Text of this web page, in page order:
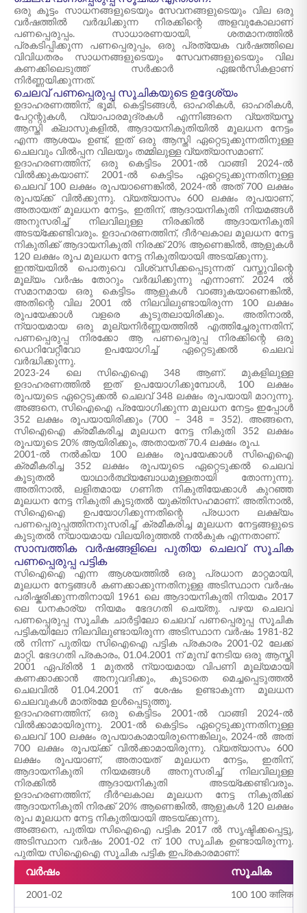
ഒരു കൂട്ടം സാധനങ്ങളുടെയും സേവനങ്ങളുടെയും വില ഒരു
വർഷത്തിൽ വർദ്ധിക്കുന്ന നിരക്കിന്റെ അളവുകോലാണ്
പണപ്പെരുപ്പം. സാധാരണയായി, ശതമാനത്തിൽ
പ്രകടിപ്പിക്കുന്ന പണപ്പെരുപ്പം, ഒരു പ്രത്യേക വർഷത്തിലെ
വിവിധതരം സാധനങ്ങളുടെയും സേവനങ്ങളുടെയും വില
കണക്കിലെടുത്ത് സർക്കാർ ഏജൻസികളാണ്
നിർണ്ണയിക്കുന്നത്.
ചെലവ് പണപ്പെരുപ്പ സൂചികയുടെ ഉദ്ദേശ്യം
ഉദാഹരണത്തിന്, ഭൂമി, കെട്ടിടങ്ങൾ, ഓഹരികൾ, ഓഹരികൾ,
പേറ്റന്റുകൾ, വ്യാപാരമുദ്രകൾ എന്നിങ്ങനെ വ്യത്യസ്ത
ആസ്തി ക്ലാസുകളിൽ, ആദായനികുതിയിൽ മൂലധന നേട്ടം
എന്ന ആശയം ഉണ്ട്, ഇത് ഒരു ആസ്തി ഏറ്റെടുക്കുന്നതിനുള്ള
ചെലവും വിൽപ്പന വിലയും തമ്മിലുള്ള വ്യത്യാസമാണ്.
ഉദാഹരണത്തിന്, ഒരു കെട്ടിടം 2001-ൽ വാങ്ങി 2024-ൽ
വിൽക്കുകയാണ്. 2001-ൽ കെട്ടിടം ഏറ്റെടുക്കുന്നതിനുള്ള
ചെലവ് 100 ലക്ഷം രൂപയാണെങ്കിൽ, 2024-ൽ അത് 700 ലക്ഷം
രൂപയ്ക്ക് വിൽക്കുന്നു. വ്യത്യാസം 600 ലക്ഷം രൂപയാണ്,
അതായത് മൂലധന നേട്ടം, ഇതിന്, ആദായനികുതി നിയമങ്ങൾ
അനുസരിച്ച് നിലവിലുള്ള നിരക്കിൽ ആദായനികുതി
അടയ്ക്കേണ്ടിവരും. ഉദാഹരണത്തിന്, ദീർഘകാല മൂലധന നേട്ട
നികുതിക്ക് ആദായനികുതി നിരക്ക് 20% ആണെങ്കിൽ, ആളുകൾ
120 ലക്ഷം രൂപ മൂലധന നേട്ട നികുതിയായി അടയ്ക്കുന്നു.
ഇന്ത്യയിൽ പൊതുവെ വിശ്വസിക്കപ്പെടുന്നത് വസ്തുവിന്റെ
മൂല്യം വർഷം തോറും വർദ്ധിക്കുന്നു എന്നാണ്. 2024 ൽ
സമാനമായ ഒരു കെട്ടിടം ആളുകൾ വാങ്ങുകയാണെങ്കിൽ,
അതിന്റെ വില 2001 ൽ നിലവിലുണ്ടായിരുന്ന 100 ലക്ഷം
രൂപയേക്കാൾ വളരെ കൂടുതലായിരിക്കും. അതിനാൽ,
ന്യായമായ ഒരു മൂല്യനിർണ്ണയത്തിൽ എത്തിച്ചേരുന്നതിന്,
പണപ്പെരുപ്പ നിരക്കോ ആ പണപ്പെരുപ്പ നിരക്കിന്റെ ഒരു
ഡെറിവേറ്റീവോ ഉപയോഗിച്ച് ഏറ്റെടുക്കൽ ചെലവ്
വർദ്ധിക്കുന്നു.
2023-24 ലെ സിഐഐ 348 ആണ്. മുകളിലുള്ള
ഉദാഹരണത്തിൽ ഇത് ഉപയോഗിക്കുമ്പോൾ, 100 ലക്ഷം
രൂപയുടെ ഏറ്റെടുക്കൽ ചെലവ് 348 ലക്ഷം രൂപയായി മാറുന്നു.
അങ്ങനെ, സിഐഐ പ്രയോഗിക്കുന്ന മൂലധന നേട്ടം ഇപ്പോൾ
352 ലക്ഷം രൂപയായിരിക്കും (700 – 348 = 352). അങ്ങനെ,
സിഐഐ ക്രമീകരിച്ച മൂലധന നേട്ട നികുതി 352 ലക്ഷം
രൂപയുടെ 20% ആയിരിക്കും, അതായത് 70.4 ലക്ഷം രൂപ.
2001-ൽ നൽകിയ 100 ലക്ഷം രൂപയേക്കാൾ സിഐഐ
ക്രമീകരിച്ച 352 ലക്ഷം രൂപയുടെ ഏറ്റെടുക്കൽ ചെലവ്
കൂടുതൽ യാഥാർത്ഥ്യബോധമുള്ളതായി തോന്നുന്നു.
അതിനാൽ, ലളിതമായ ഗണിത നികുതിയേക്കാൾ കുറഞ്ഞ
മൂലധന നേട്ട നികുതി കൂടുതൽ യുക്തിസഹമാണ്. അതിനാൽ,
സിഐഐ ഉപയോഗിക്കുന്നതിന്റെ പ്രധാന ലക്ഷ്യം
പണപ്പെരുപ്പത്തിനനുസരിച്ച് ക്രമീകരിച്ച മൂലധന നേട്ടങ്ങളുടെ
കൂടുതൽ ന്യായമായ വിലയിരുത്തൽ നൽകുക എന്നതാണ്.
സാമ്പത്തിക വർഷങ്ങളിലെ പുതിയ ചെലവ് സൂചിക
പണപ്പെരുപ്പ പട്ടിക
സിഐഐ എന്ന ആശയത്തിൽ ഒരു പ്രധാന മാറ്റമായി,
മൂലധന നേട്ടങ്ങൾ കണക്കാക്കുന്നതിനുള്ള അടിസ്ഥാന വർഷം
പരിഷ്കരിക്കുന്നതിനായി 1961 ലെ ആദായനികുതി നിയമം 2017
ലെ ധനകാര്യ നിയമം ഭേദഗതി ചെയ്തു. പഴയ ചെലവ്
പണപ്പെരുപ്പ സൂചിക ചാർട്ടിലോ ചെലവ് പണപ്പെരുപ്പ സൂചിക
പട്ടികയിലോ നിലവിലുണ്ടായിരുന്ന അടിസ്ഥാന വർഷം 1981-82
ൽ നിന്ന് പുതിയ സിഐഐ പട്ടിക പ്രകാരം 2001-02 ലേക്ക്
മാറ്റി. ഭേദഗതി പ്രകാരം, 01.04.2001 ന് മുമ്പ് നേടിയ ഒരു ആസ്തി
2001 ഏപ്രിൽ 1 മുതൽ ന്യായമായ വിപണി മൂല്യമായി
കണക്കാക്കാൻ അനുവദിക്കും, കൂടാതെ മെച്ചപ്പെടുത്തൽ
ചെലവിൽ 01.04.2001 ന് ശേഷം ഉണ്ടാകുന്ന മൂലധന
ചെലവുകൾ മാത്രമേ ഉൾപ്പെടുത്തൂ.
ഉദാഹരണത്തിന്, ഒരു കെട്ടിടം 2001-ൽ വാങ്ങി 2024-ൽ
വിൽക്കാമായിരുന്നു. 2001-ൽ കെട്ടിടം ഏറ്റെടുക്കുന്നതിനുള്ള
ചെലവ് 100 ലക്ഷം രൂപയാകാമായിരുന്നെങ്കിലും, 2024-ൽ അത്
700 ലക്ഷം രൂപയ്ക്ക് വിൽക്കാമായിരുന്നു. വ്യത്യാസം 600
ലക്ഷം രൂപയാണ്, അതായത് മൂലധന നേട്ടം, ഇതിന്,
ആദായനികുതി നിയമങ്ങൾ അനുസരിച്ച് നിലവിലുള്ള
നിരക്കിൽ ആദായനികുതി അടയ്ക്കേണ്ടിവരും.
ഉദാഹരണത്തിന്, ദീർഘകാല മൂലധന നേട്ട നികുതിക്ക്
ആദായനികുതി നിരക്ക് 20% ആണെങ്കിൽ, ആളുകൾ 120 ലക്ഷം
രൂപ മൂലധന നേട്ട നികുതിയായി അടയ്ക്കുന്നു.
അങ്ങനെ, പുതിയ സിഐഐ പട്ടിക 2017 ൽ സൃഷ്ടിക്കപ്പെട്ടു,
അടിസ്ഥാന വർഷം 2001-02 ന് 100 സൂചിക ഉണ്ടായിരുന്നു.
പുതിയ സിഐഐ സൂചിക പട്ടിക ഇപ്രകാരമാണ്:
വർഷം സൂചിക
2001-02 100 100 कालिक